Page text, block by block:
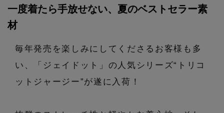
【限定】ここでしか買えないアイテム
カットソー・Tシャツ
ワンピース・チュニック
パンツ
すべてのシューズ
サンダル
バッグ・財布
カゴバッグ
すべてのファッション小物
アクセサリー
エル・ショップについて
よくあるご質問
一度着たら手放せない、夏のベストセラー素
材
毎年発売を楽しみにしてくださるお客様も多
い、「ジェイドット」の人気シリーズ“トリコ
ットジャージー”が遂に入荷！